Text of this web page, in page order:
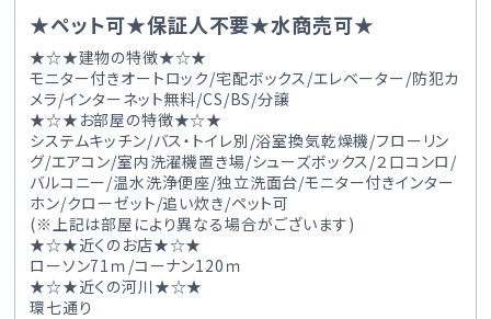
★ペット可★保証人不要★水商売可★
★☆★建物の特徴★☆★
モニター付きオートロック/宅配ボックス/エレベーター/防犯カ
メラ/インターネット無料/CS/BS/分譲
★☆★お部屋の特徴★☆★
システムキッチン/バス・トイレ別/浴室換気乾燥機/フローリン
グ/エアコン/室内洗濯機置き場/シューズボックス/２口コンロ/
バルコニー/温水洗浄便座/独立洗面台/モニター付きインター
ホン/クローゼット/追い炊き/ペット可
(※上記は部屋により異なる場合がございます)
★☆★近くのお店★☆★
ローソン71ｍ/コーナン120ｍ
★☆★近くの河川★☆★
環七通り